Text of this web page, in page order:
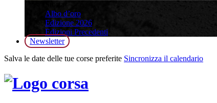
Albo d’oro
Edizione 2026
Edizioni Precedenti
Newsletter
Salva le date delle tue corse preferite Sincronizza il calendario